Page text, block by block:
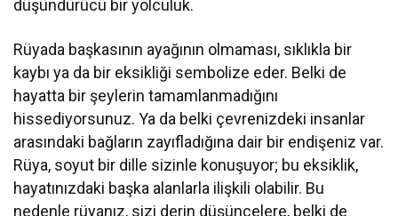
düşündürücü bir yolculuk.
Rüyada başkasının ayağının olmaması, sıklıkla bir
kaybı ya da bir eksikliği sembolize eder. Belki de
hayatta bir şeylerin tamamlanmadığını
hissediyorsunuz. Ya da belki çevrenizdeki insanlar
arasındaki bağların zayıfladığına dair bir endişeniz var.
Rüya, soyut bir dille sizinle konuşuyor; bu eksiklik,
hayatınızdaki başka alanlarla ilişkili olabilir. Bu
nedenle rüyanız, sizi derin düşüncelere, belki de